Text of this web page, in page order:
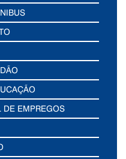
DE EMPREGOS